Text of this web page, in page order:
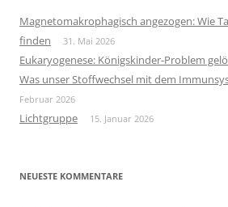
Magnetomakrophagisch angezogen: Wie
finden
31. Mai 2026
Eukaryogenese: Königskinder-Problem
Was unser Stoffwechsel mit dem
Februar 2026
Lichtgruppe 15. Januar 2026
NEUESTE KOMMENTARE